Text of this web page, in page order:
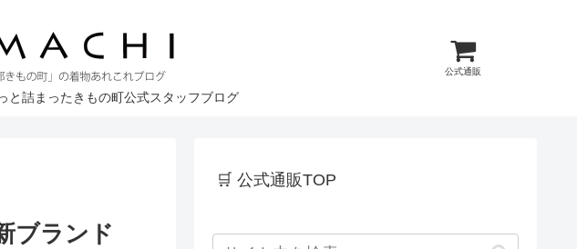
公式通販
と詰まったきもの町公式スタッフブログ
ブランド
🛒 公式通販TOP